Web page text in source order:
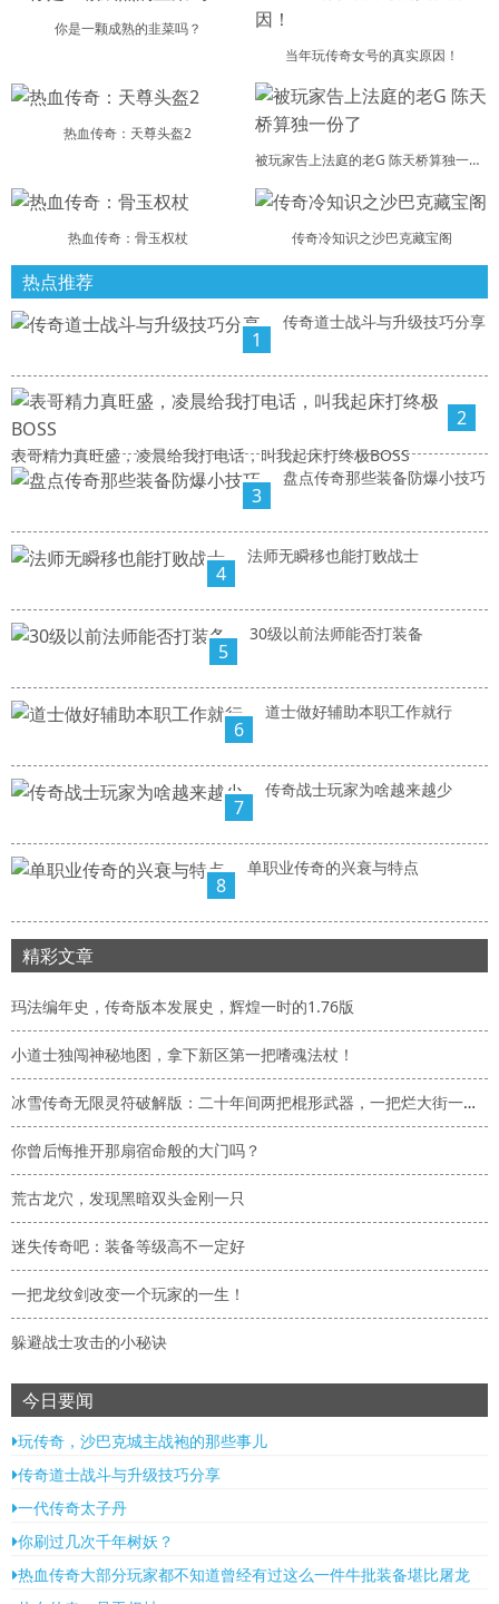
你是一颗成熟的韭菜吗？
当年玩传奇女号的真实原因！
热血传奇：天尊头盔2
被玩家告上法庭的老G 陈天桥算独一份了
热血传奇：骨玉权杖 传奇冷知识之沙巴克藏宝阁
热点推荐
1
传奇道士战斗与升级技巧分享
2
表哥精力真旺盛，凌晨给我打电话，叫我起床打终极BOSS
3
盘点传奇那些装备防爆小技巧
4
法师无瞬移也能打败战士
5
30级以前法师能否打装备
6
道士做好辅助本职工作就行
7
传奇战士玩家为啥越来越少
8
单职业传奇的兴衰与特点
精彩文章
玛法编年史，传奇版本发展史，辉煌一时的1.76版
小道士独闯神秘地图，拿下新区第一把嗜魂法杖！
冰雪传奇无限灵符破解版：二十年间两把棍形武器，一把烂大街一把限量版
你曾后悔推开那扇宿命般的大门吗？
荒古龙穴，发现黑暗双头金刚一只
迷失传奇吧：装备等级高不一定好
一把龙纹剑改变一个玩家的一生！
躲避战士攻击的小秘诀
今日要闻
玩传奇，沙巴克城主战袍的那些事儿
传奇道士战斗与升级技巧分享
一代传奇太子丹
你刷过几次千年树妖？
热血传奇大部分玩家都不知道曾经有过这么一件牛批装备堪比屠龙